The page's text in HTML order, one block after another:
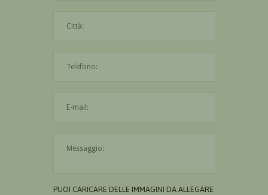
PUOI CARICARE DELLE IMMAGINI DA ALLEGARE AL